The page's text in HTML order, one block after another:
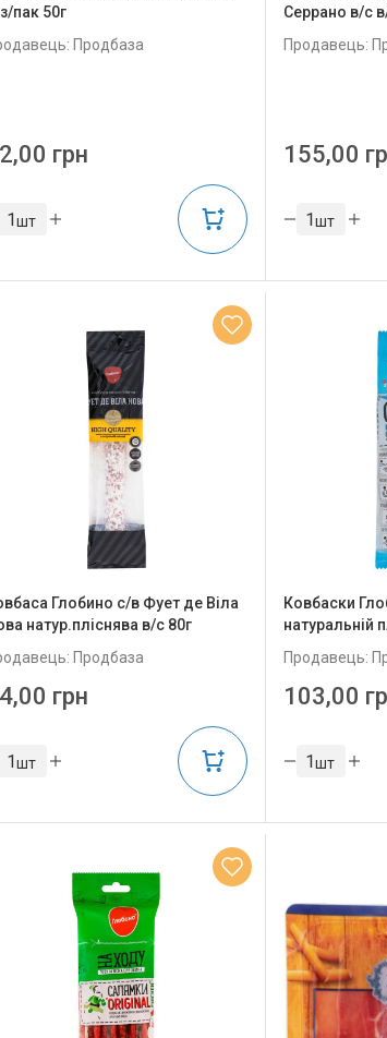
пак 50г
Продбаза
грн
шт
Серрано в/с
Продавець:
155,00
шт
Глобино с/в Фует де Віла
натур.пліснява в/с 80г
Продбаза
грн
шт
Ковбаски
натуральній
Продавець:
103,00
шт